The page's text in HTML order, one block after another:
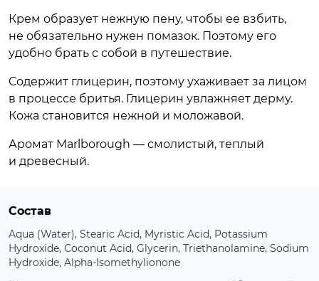
Крем образует нежную пену, чтобы ее взбить,
не обязательно нужен помазок. Поэтому его
удобно брать с собой в путешествие.
Содержит глицерин, поэтому ухаживает за лицом
в процессе бритья. Глицерин увлажняет дерму.
Кожа становится нежной и моложавой.
Аромат Marlborough — смолистый, теплый
и древесный.
Состав
Aqua (Water), Stearic Acid, Myristic Acid, Potassium
Hydroxide, Coconut Acid, Glycerin, Triethanolamine, Sodium
Hydroxide, Alpha-Isomethylionone